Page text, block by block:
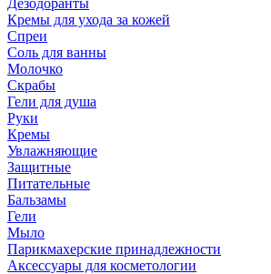
Дезодоранты
Кремы для ухода за кожей
Спреи
Соль для ванны
Молочко
Скрабы
Гели для душа
Руки
Кремы
Увлажняющие
Защитные
Питательные
Бальзамы
Гели
Мыло
Парикмахерские принадлежности
Аксессуары для косметологии